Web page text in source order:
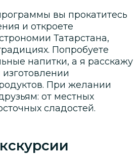
вы прокатитесь
и откроете
Татарстана,
Попробуете
напитки, а я расскажу
При желании
от местных
сладостей.